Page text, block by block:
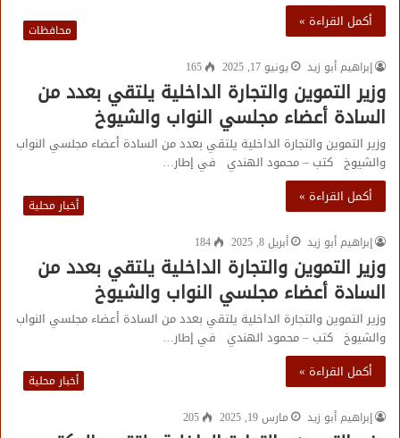
أكمل القراءة »
محافظات
إبراهيم أبو زيد
يونيو 17, 2025 165
وزير التموين والتجارة الداخلية يلتقي بعدد من
السادة أعضاء مجلسي النواب والشيوخ
وزير التموين والتجارة الداخلية يلتقي بعدد من السادة أعضاء مجلسي النواب
والشيوخ كتب – محمود الهندي في إطار…
أكمل القراءة »
أخبار محلية
إبراهيم أبو زيد
أبريل 8, 2025 184
وزير التموين والتجارة الداخلية يلتقي بعدد من
السادة أعضاء مجلسي النواب والشيوخ
وزير التموين والتجارة الداخلية يلتقي بعدد من السادة أعضاء مجلسي النواب
والشيوخ كتب – محمود الهندي في إطار…
أكمل القراءة »
أخبار محلية
إبراهيم أبو زيد
مارس 19, 2025 205